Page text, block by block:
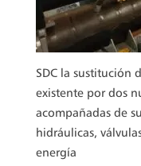
SDC la sustitución
existente por dos
acompañadas de
hidráulicas,
energía